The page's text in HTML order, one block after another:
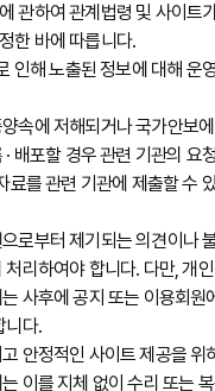
관하여 관계법령 및 사이트
한 바에 따릅니다.
인해 노출된 정보에 대해 운
속에 저해되거나 국가안보
배포할 경우 관련 기관의 요
료를 관련 기관에 제출할 수
로부터 제기되는 의견이나
처리하여야 합니다. 다만, 개
사후에 공지 또는 이용회원
니다.
안정적인 사이트 제공을 위
이를 지체 없이 수리 또는